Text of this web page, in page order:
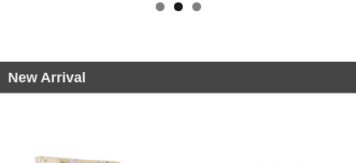
長財布
New Arrival